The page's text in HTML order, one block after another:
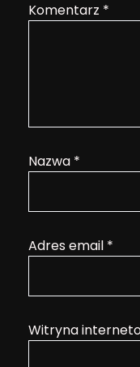
Komentarz *
Nazwa *
Adres email *
Witryna